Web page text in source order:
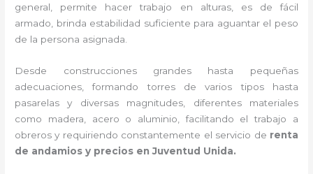
general, permite hacer trabajo en alturas, es de fácil
armado, brinda estabilidad suficiente para aguantar el peso
de la persona asignada.
Desde construcciones grandes hasta pequeñas
adecuaciones, formando torres de varios tipos hasta
pasarelas y diversas magnitudes, diferentes materiales
como madera, acero o aluminio, facilitando el trabajo a
obreros y requiriendo constantemente el servicio de renta
de andamios y precios en Juventud Unida.